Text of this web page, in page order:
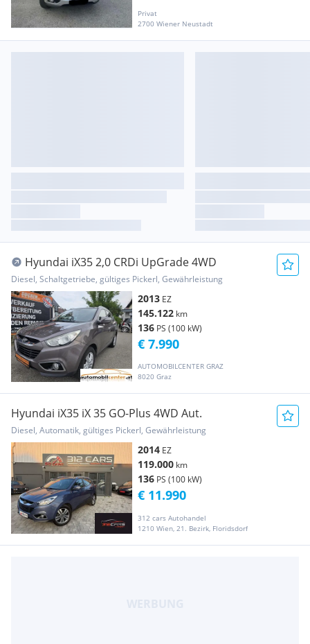
Privat
2700 Wiener Neustadt
Hyundai iX35 2,0 CRDi UpGrade 4WD
Diesel, Schaltgetriebe, gültiges Pickerl, Gewährleistung
2013 EZ
145.122 km
136 PS (100 kW)
AUTOMOBILCENTER GRAZ
8020 Graz
€ 7.990
Hyundai iX35 iX 35 GO-Plus 4WD Aut.
Diesel, Automatik, gültiges Pickerl, Gewährleistung
2014 EZ
119.000 km
136 PS (100 kW)
312 cars Autohandel
1210 Wien, 21. Bezirk, Floridsdorf
€ 11.990